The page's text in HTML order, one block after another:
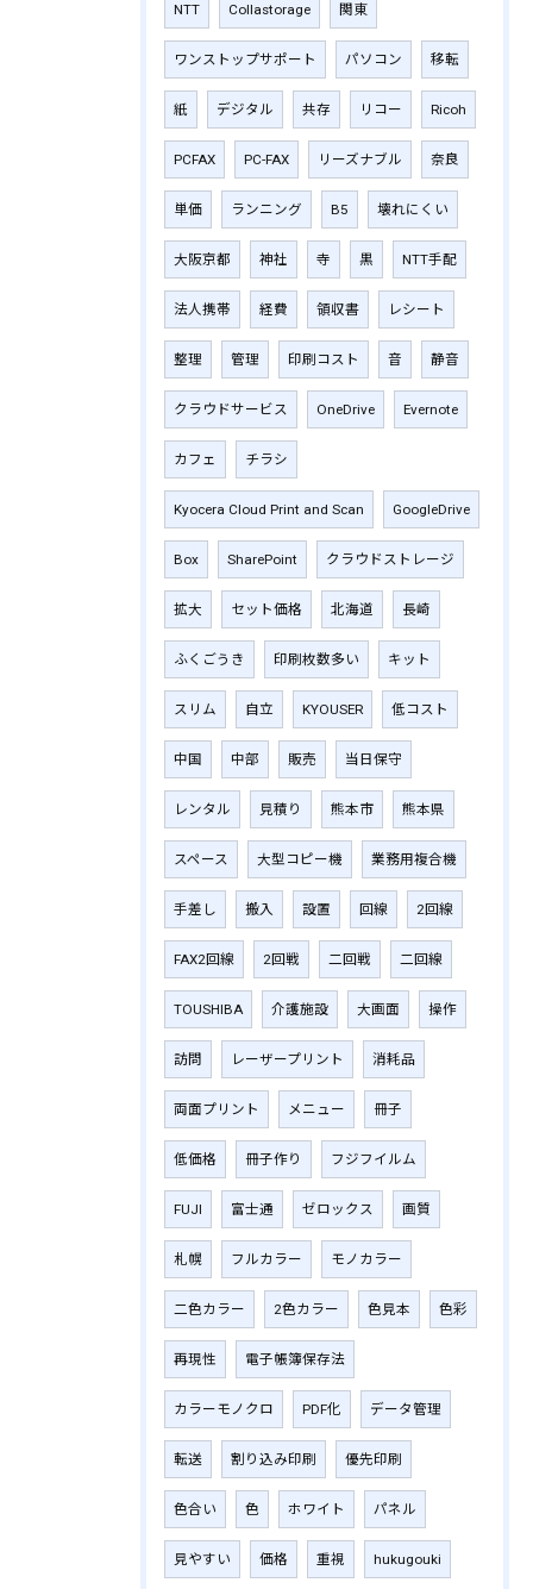
NTT Collastorage 関東
ワンストップサポート パソコン 移転
紙 デジタル 共存 リコー Ricoh
PCFAX PC-FAX リーズナブル 奈良
単価 ランニング B5 壊れにくい
大阪京都 神社 寺 黒 NTT手配
法人携帯 経費 領収書 レシート
整理 管理 印刷コスト 音 静音
クラウドサービス OneDrive Evernote
カフェ チラシ
Kyocera Cloud Print and Scan GoogleDrive
Box SharePoint クラウドストレージ
拡大 セット価格 北海道 長崎
ふくごうき 印刷枚数多い キット
スリム 自立 KYOUSER 低コスト
中国 中部 販売 当日保守
レンタル 見積り 熊本市 熊本県
スペース 大型コピー機 業務用複合機
手差し 搬入 設置 回線 2回線
FAX2回線 2回戦 二回戦 二回線
TOUSHIBA 介護施設 大画面 操作
訪問 レーザープリント 消耗品
両面プリント メニュー 冊子
低価格 冊子作り フジフイルム
FUJI 富士通 ゼロックス 画質
札幌 フルカラー モノカラー
二色カラー 2色カラー 色見本 色彩
再現性 電子帳簿保存法
カラーモノクロ PDF化 データ管理
転送 割り込み印刷 優先印刷
色合い 色 ホワイト パネル
見やすい 価格 重視 hukugouki